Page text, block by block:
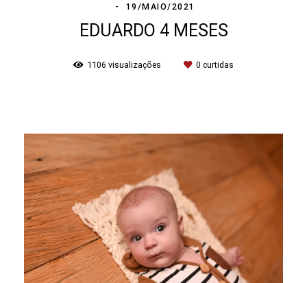
19/MAIO/2021
EDUARDO 4 MESES
1106 visualizações 0 curtidas